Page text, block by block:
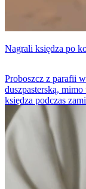
Nagrali księdza po
Proboszcz z parafii
duszpasterską,
księdza podczas